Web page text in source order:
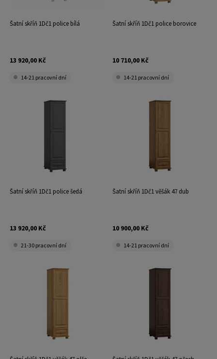
Šatní skříň 1Dč1 police bílá
13 920,00 Kč
14-21 pracovní dní
Šatní skříň 1Dč1 police borovice
10 710,00 Kč
14-21 pracovní dní
Šatní skříň 1Dč1 police šedá
13 920,00 Kč
21-30 pracovní dní
Šatní skříň 1Dč1 věšák 47 dub
10 900,00 Kč
14-21 pracovní dní